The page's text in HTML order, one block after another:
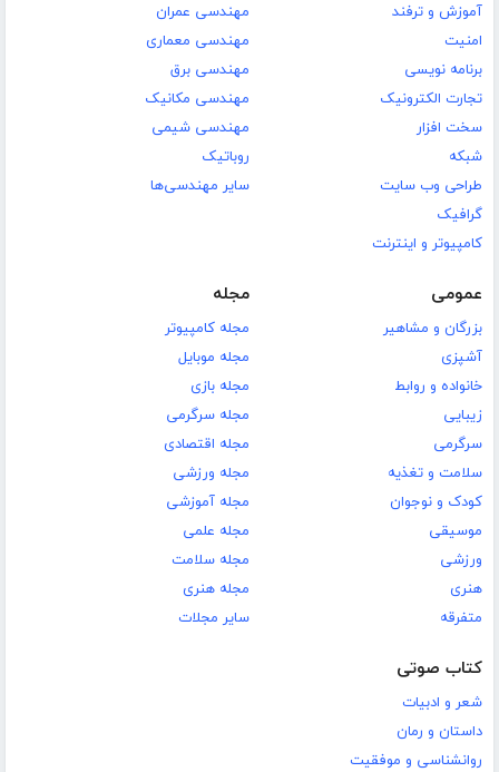
آموزش و ترفند
امنیت
برنامه نویسی
تجارت الکترونیک
سخت افزار
شبکه
طراحی وب سایت
گرافیک
کامپیوتر و اینترنت
مهندسی عمران
مهندسی معماری
مهندسی برق
مهندسی مکانیک
مهندسی شیمی
روباتیک
سایر مهندسی‌ها
عمومی
بزرگان و مشاهیر
آشپزی
خانواده و روابط
زیبایی
سرگرمی
سلامت و تغذیه
کودک و نوجوان
موسیقی
ورزشی
هنری
متفرقه
مجله
مجله کامپیوتر
مجله موبایل
مجله بازی
مجله سرگرمی
مجله اقتصادی
مجله ورزشی
مجله آموزشی
مجله علمی
مجله سلامت
مجله هنری
سایر مجلات
کتاب صوتی
شعر و ادبیات
داستان و رمان
روانشناسی و موفقیت